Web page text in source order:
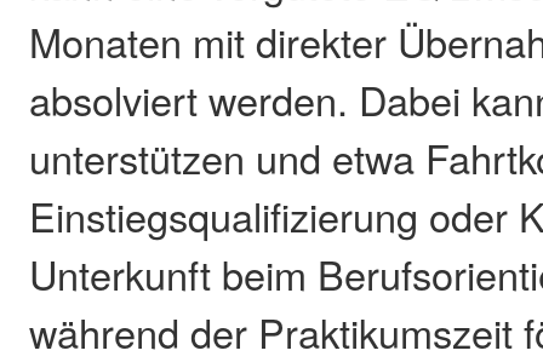
Monaten mit direkter
absolviert werden. Dabei
unterstützen und etwa
Einstiegsqualifizierung oder
Unterkunft beim
während der Praktikumszeit